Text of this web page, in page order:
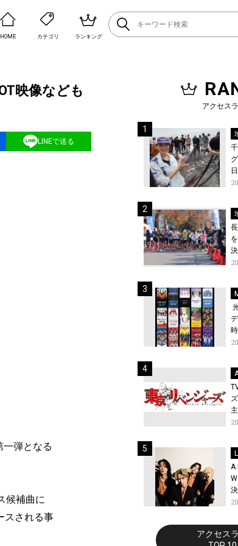
HOME カテゴリ ランキング
映像なども
LINEで送る
弾となる
候補曲に
スされる事
アクセス
アクセス